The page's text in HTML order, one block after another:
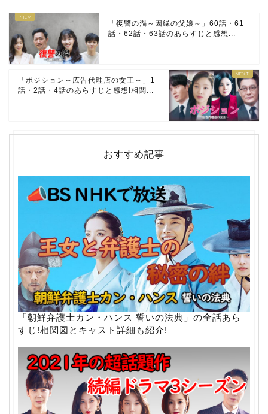
「復讐の渦～因縁の父娘～」60話・61
話・62話・63話のあらすじと感想...
「ポジション～広告代理店の女王～」1
話・2話・4話のあらすじと感想!相関...
おすすめ記事
「朝鮮弁護士カン・ハンス 誓いの法典」の全話あら
すじ!相関図とキャスト詳細も紹介!